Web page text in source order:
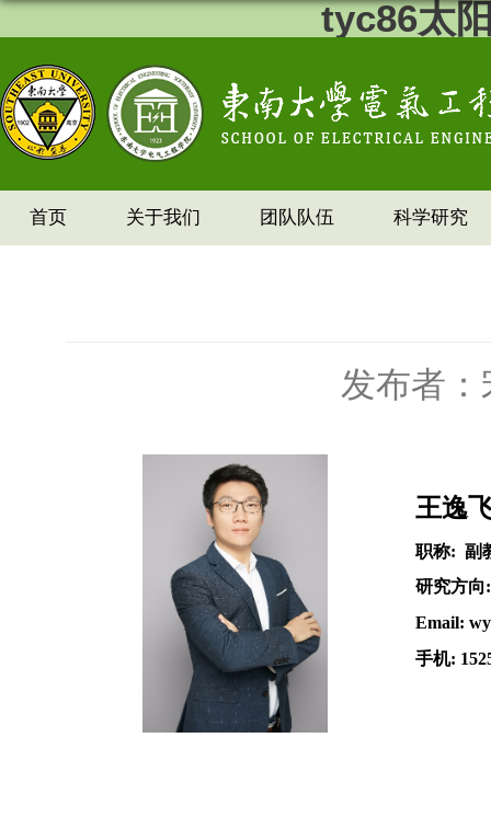
tyc86太
首页 关于我们 团队队伍 科学研究
发布者：
王逸
职称: 副
研究方向
Email:
手机: